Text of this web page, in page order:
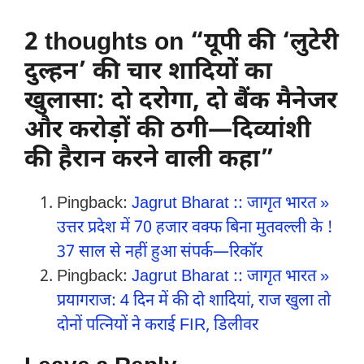
2 thoughts on “यूपी की ‘लुटेरी
दुल्हन’ की चार शादियों का
खुलासा: दो दरोगा, दो बैंक मैनेजर
और करोड़ों की ठगी—दिव्यांशी
की हैरान करने वाली कहा”
Pingback: Jagrut Bharat :: जागृत भारत »
उत्तर प्रदेश में 70 हजार वक्फ बिना मुतवल्ली के !
37 साल से नहीं हुआ संपर्क—रिकॉर
Pingback: Jagrut Bharat :: जागृत भारत »
प्रयागराज: 4 दिन में की दो शादियां, राज खुला तो
दोनों पत्नियों ने कराई FIR, डिलीवर